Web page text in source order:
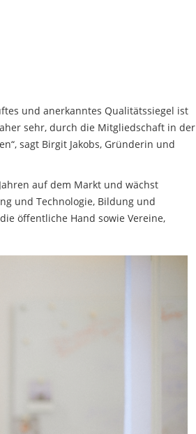
und anerkanntes Qualitätssiegel ist
sehr, durch die Mitgliedschaft in der
sagt Birgit Jakobs, Gründerin und
auf dem Markt und wächst
und Technologie, Bildung und
öffentliche Hand sowie Vereine,